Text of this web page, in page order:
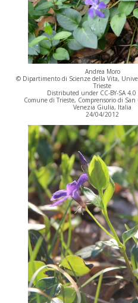
Andrea Moro
© Dipartimento di Scienze della Vita,
Trieste
Distributed under CC-BY-SA 4.0
Comune di Trieste, Comprensorio di
Venezia Giulia, Italia
24/04/2012